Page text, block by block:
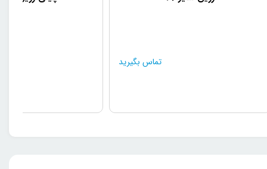
تماس بگیرید